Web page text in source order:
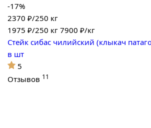
-17%
2370 ₽/250 кг
1975 ₽/250 кг 7900 ₽/кг
Стейк сибас чилийский (клыкач
в шт
5
Отзывов 11